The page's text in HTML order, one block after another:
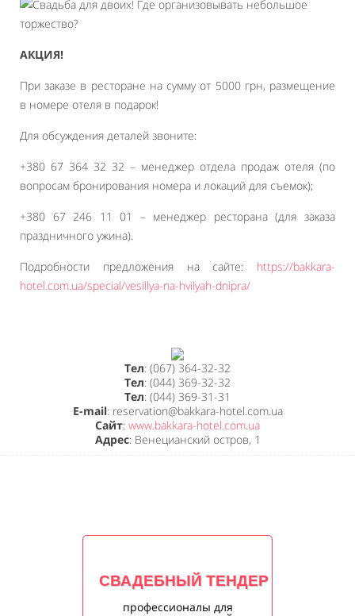
АКЦИЯ!
При заказе в ресторане на сумму от 5000 грн, размещение
в номере отеля в подарок!
Для обсуждения деталей звоните:
+380 67 364 32 32 – менеджер отдела продаж отеля (по
вопросам бронирования номера и локаций для съемок);
+380 67 246 11 01 – менеджер ресторана (для заказа
праздничного ужина).
Подробности предложения на сайте: https://bakkara-
hotel.com.ua/special/vesillya-na-hvilyah-dnipra/
Тел: (067) 364-32-32
Тел: (044) 369-32-32
Тел: (044) 369-31-31
E-mail: reservation@bakkara-hotel.com.ua
Сайт: www.bakkara-hotel.com.ua
Адрес: Венецианский остров, 1
СВАДЕБНЫЙ ТЕНДЕР
профессионалы для